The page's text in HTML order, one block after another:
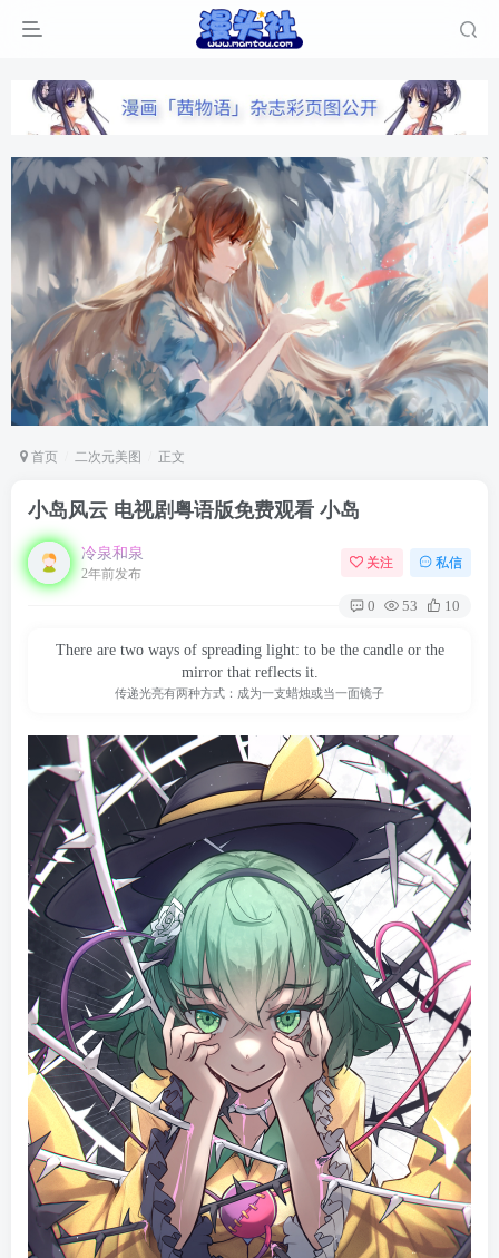
首页 二次元美图 正文
小岛风云 电视剧粤语版免费观看 小岛
冷泉和泉
2年前发布
关注 私信
0 53 10
There are two ways of spreading light: to be the candle or the
mirror that reflects it.
传递光亮有两种方式：成为一支蜡烛或当一面镜子